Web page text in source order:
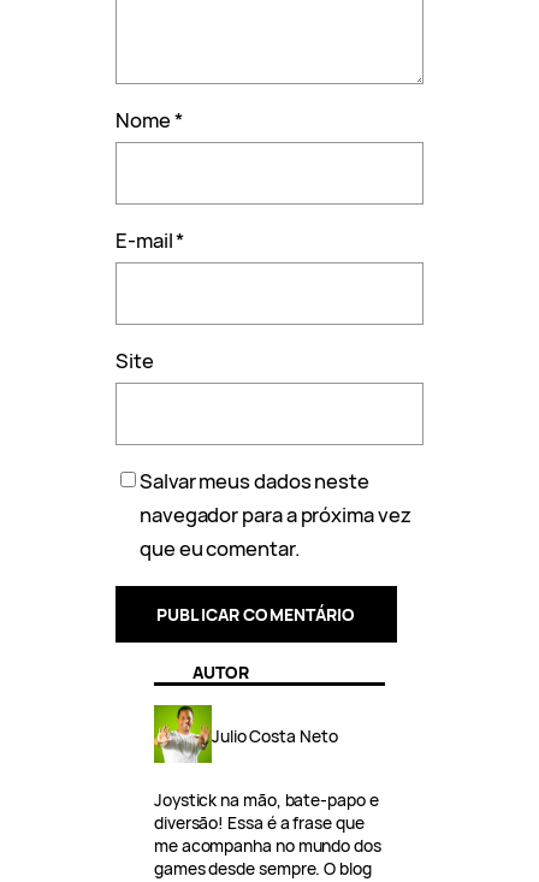
Nome*
E-mail*
Site
Salvar meus dados neste
navegador para a próxima vez
que eu comentar.
AUTOR
Julio Costa Neto
Joystick na mão, bate-papo e
diversão! Essa é a frase que
me acompanha no mundo dos
games desde sempre. O blog